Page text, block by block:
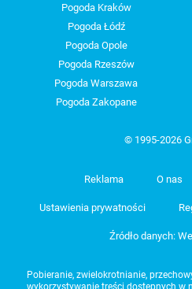
Pogoda Kraków
Pogoda Łódź
Pogoda Opole
Pogoda Rzeszów
Pogoda Warszawa
Pogoda Zakopane
© 1995-2026
Reklama O nas
Ustawienia prywatności
Źródło danych:
Pobieranie, zwielokrotnianie,
wykorzystywanie treści dostępnych w